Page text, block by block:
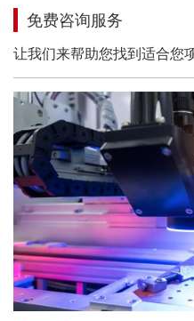
免费咨询服务
让我们来帮助您找到适合您